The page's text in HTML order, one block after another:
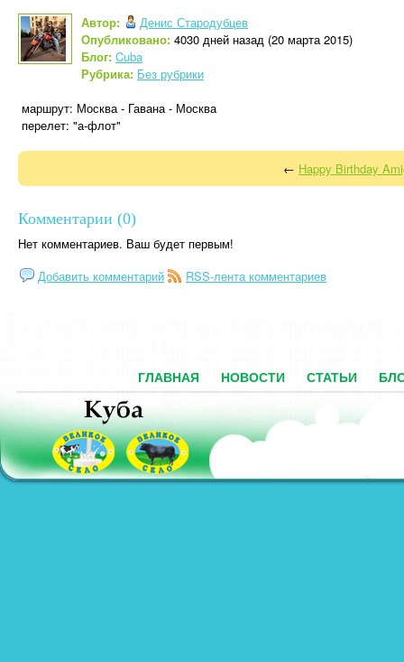
Автор:
Денис Стародубцев
Опубликовано: 4030 дней назад (20 марта 2015)
Блог: Cuba
Рубрика: Без рубрики
маршрут: Москва - Гавана - Москва
перелет: "а-флот"
← Happy Birthday
Комментарии (0)
Нет комментариев. Ваш будет первым!
Добавить комментарий
RSS-лента комментариев
ГЛАВНАЯ НОВОСТИ СТАТЬИ